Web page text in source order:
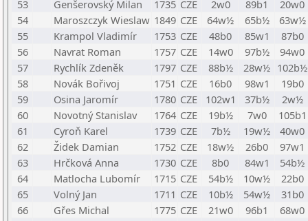
53
Genšerovský Milan 1735 CZE 2w0 89b1
20w0
54
Maroszczyk Wieslaw 1849 CZE 64w½ 65b½
63w½
55
Krampol Vladimír 1753 CZE 48b0 85w1
87b0
56
Navrat Roman 1757 CZE 14w0 97b½
94w0
57
Rychlík Zdeněk 1797 CZE 88b½ 28w½ 102b½
58
Novák Bořivoj 1751 CZE 16b0 98w1
19b0
59
Osina Jaromír 1780 CZE 102w1 37b½
2w½
60
Novotný Stanislav 1764 CZE 19b½ 7w0
105b1
61
Cyroň Karel 1739 CZE 7b½ 19w½
40w0
62
Židek Damian 1752 CZE 18w½ 26b0
97w1
63
Hrčková Anna 1730 CZE 8b0 84w1
54b½
64
Matlocha Lubomír 1715 CZE 54b½ 10w½
22b0
65
Volný Jan 1711 CZE 10b½ 54w½
31b0
66
Gřes Michal 1775 CZE 21w0 96b1
68w0